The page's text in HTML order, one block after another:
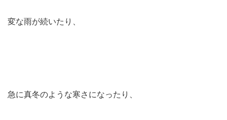
変な雨が続いたり、
急に真冬のような寒さになったり、